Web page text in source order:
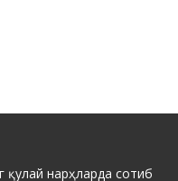
қулай нарҳларда сотиб